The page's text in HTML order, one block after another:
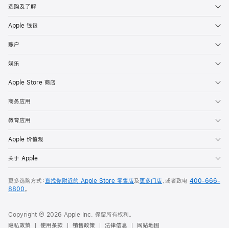
选购及了解
Apple 钱包
账户
娱乐
Apple Store 商店
商务应用
教育应用
Apple 价值观
关于 Apple
更多选购方式：查找你附近的 Apple Store 零售店及更多门店，或者致电 400-666-
8800。
Copyright © 2026 Apple Inc. 保留所有权利。
隐私政策
使用条款 销售政策 法律信息 网站地图